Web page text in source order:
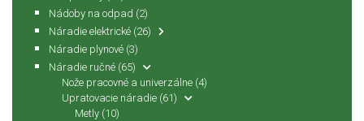
Nádoby na odpad (2)
Náradie elektrické (26)
Náradie plynové (3)
Náradie ručné (65)
Nože pracovné a univerzálne (4)
Upratovacie náradie (61)
Metly (10)